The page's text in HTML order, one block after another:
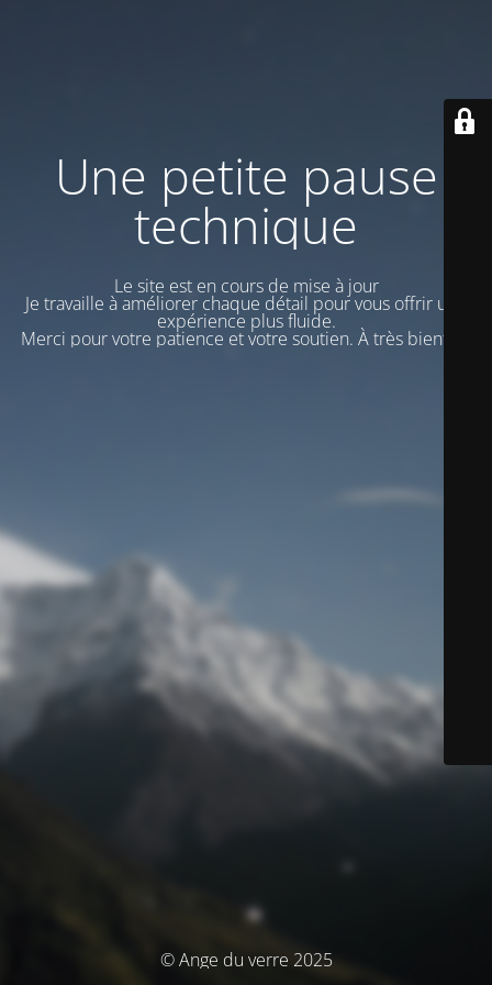
Une petite pause
technique
Le site est en cours de mise à jour
Je travaille à améliorer chaque détail pour vous offrir une
expérience plus fluide.
Merci pour votre patience et votre soutien. À très bientôt !
© Ange du verre 2025